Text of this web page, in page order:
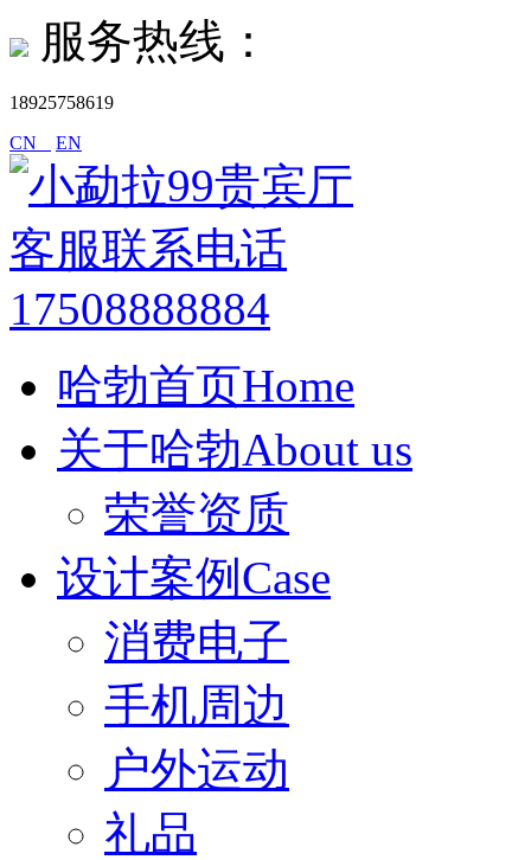
服务热线：
18925758619
CN
EN
哈勃首页Home
关于哈勃About us
荣誉资质
设计案例Case
消费电子
手机周边
户外运动
礼品